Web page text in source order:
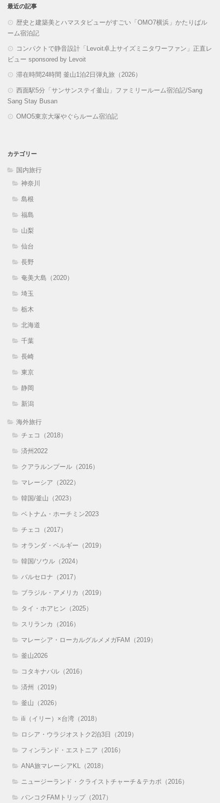
最近の記事
歴史と建築美とハマスタビューがすごい「OMO7横浜」かたりばル
ーム宿泊記
コンパクトで静音設計「Levoit卓上サイズミニタワーファン」正直レ
ビュー sponsored by Levoit
滞在時間24時間 釜山1泊2日弾丸旅（2026）
西面駅5分「サンサンステイ釜山」ファミリールーム宿泊記/Sang
Sang Stay Busan
OMO5東京大塚やぐらルーム宿泊記
カテゴリー
国内旅行
神奈川
島根
福島
山梨
仙台
長野
奄美大島（2020）
埼玉
栃木
北海道
千葉
長崎
東京
静岡
新潟
海外旅行
チェコ（2018）
済州2022
クアラルンプール（2016）
マレーシア（2022）
韓国/釜山（2023）
ベトナム・ホーチミン2023
チェコ（2017）
オランダ・ベルギー（2019）
韓国/ソウル（2024）
バルセロナ（2017）
ブラジル・アメリカ（2019）
タイ・ホアヒン（2025）
スリランカ（2016）
マレーシア・ローカルグルメメガFAM（2019）
釜山2026
コタキナバル（2016）
済州（2019）
釜山（2026）
ili（イリー）×台湾（2018）
ロシア・ウラジオストク2泊3日（2019）
フィンランド・エストニア（2016）
ANA旅マレーシアKL（2018）
ニュージーランド・クライストチャーチ＆テカポ（2016）
バンコクFAMトリップ（2017）